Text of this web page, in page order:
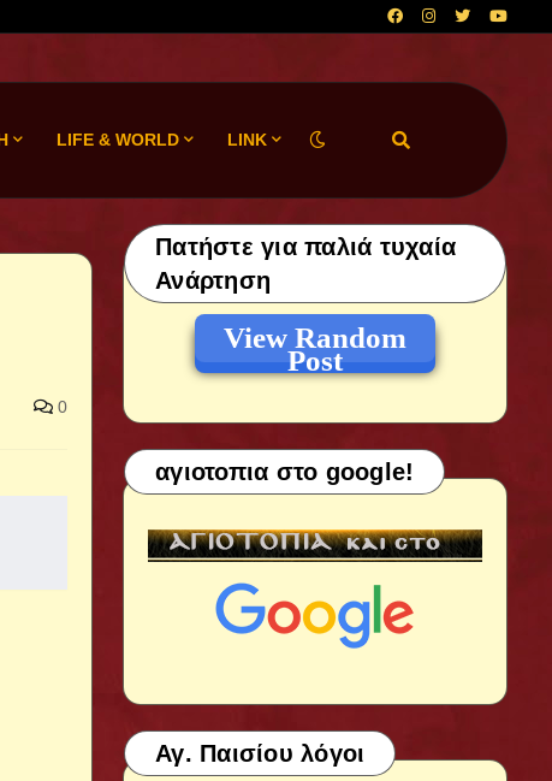
LIFE & WORLD LINK
0
Πατήστε για παλιά τυχαία
Ανάρτηση
View Random
Post
αγιοτοπια στο google!
Αγ. Παισίου λόγοι